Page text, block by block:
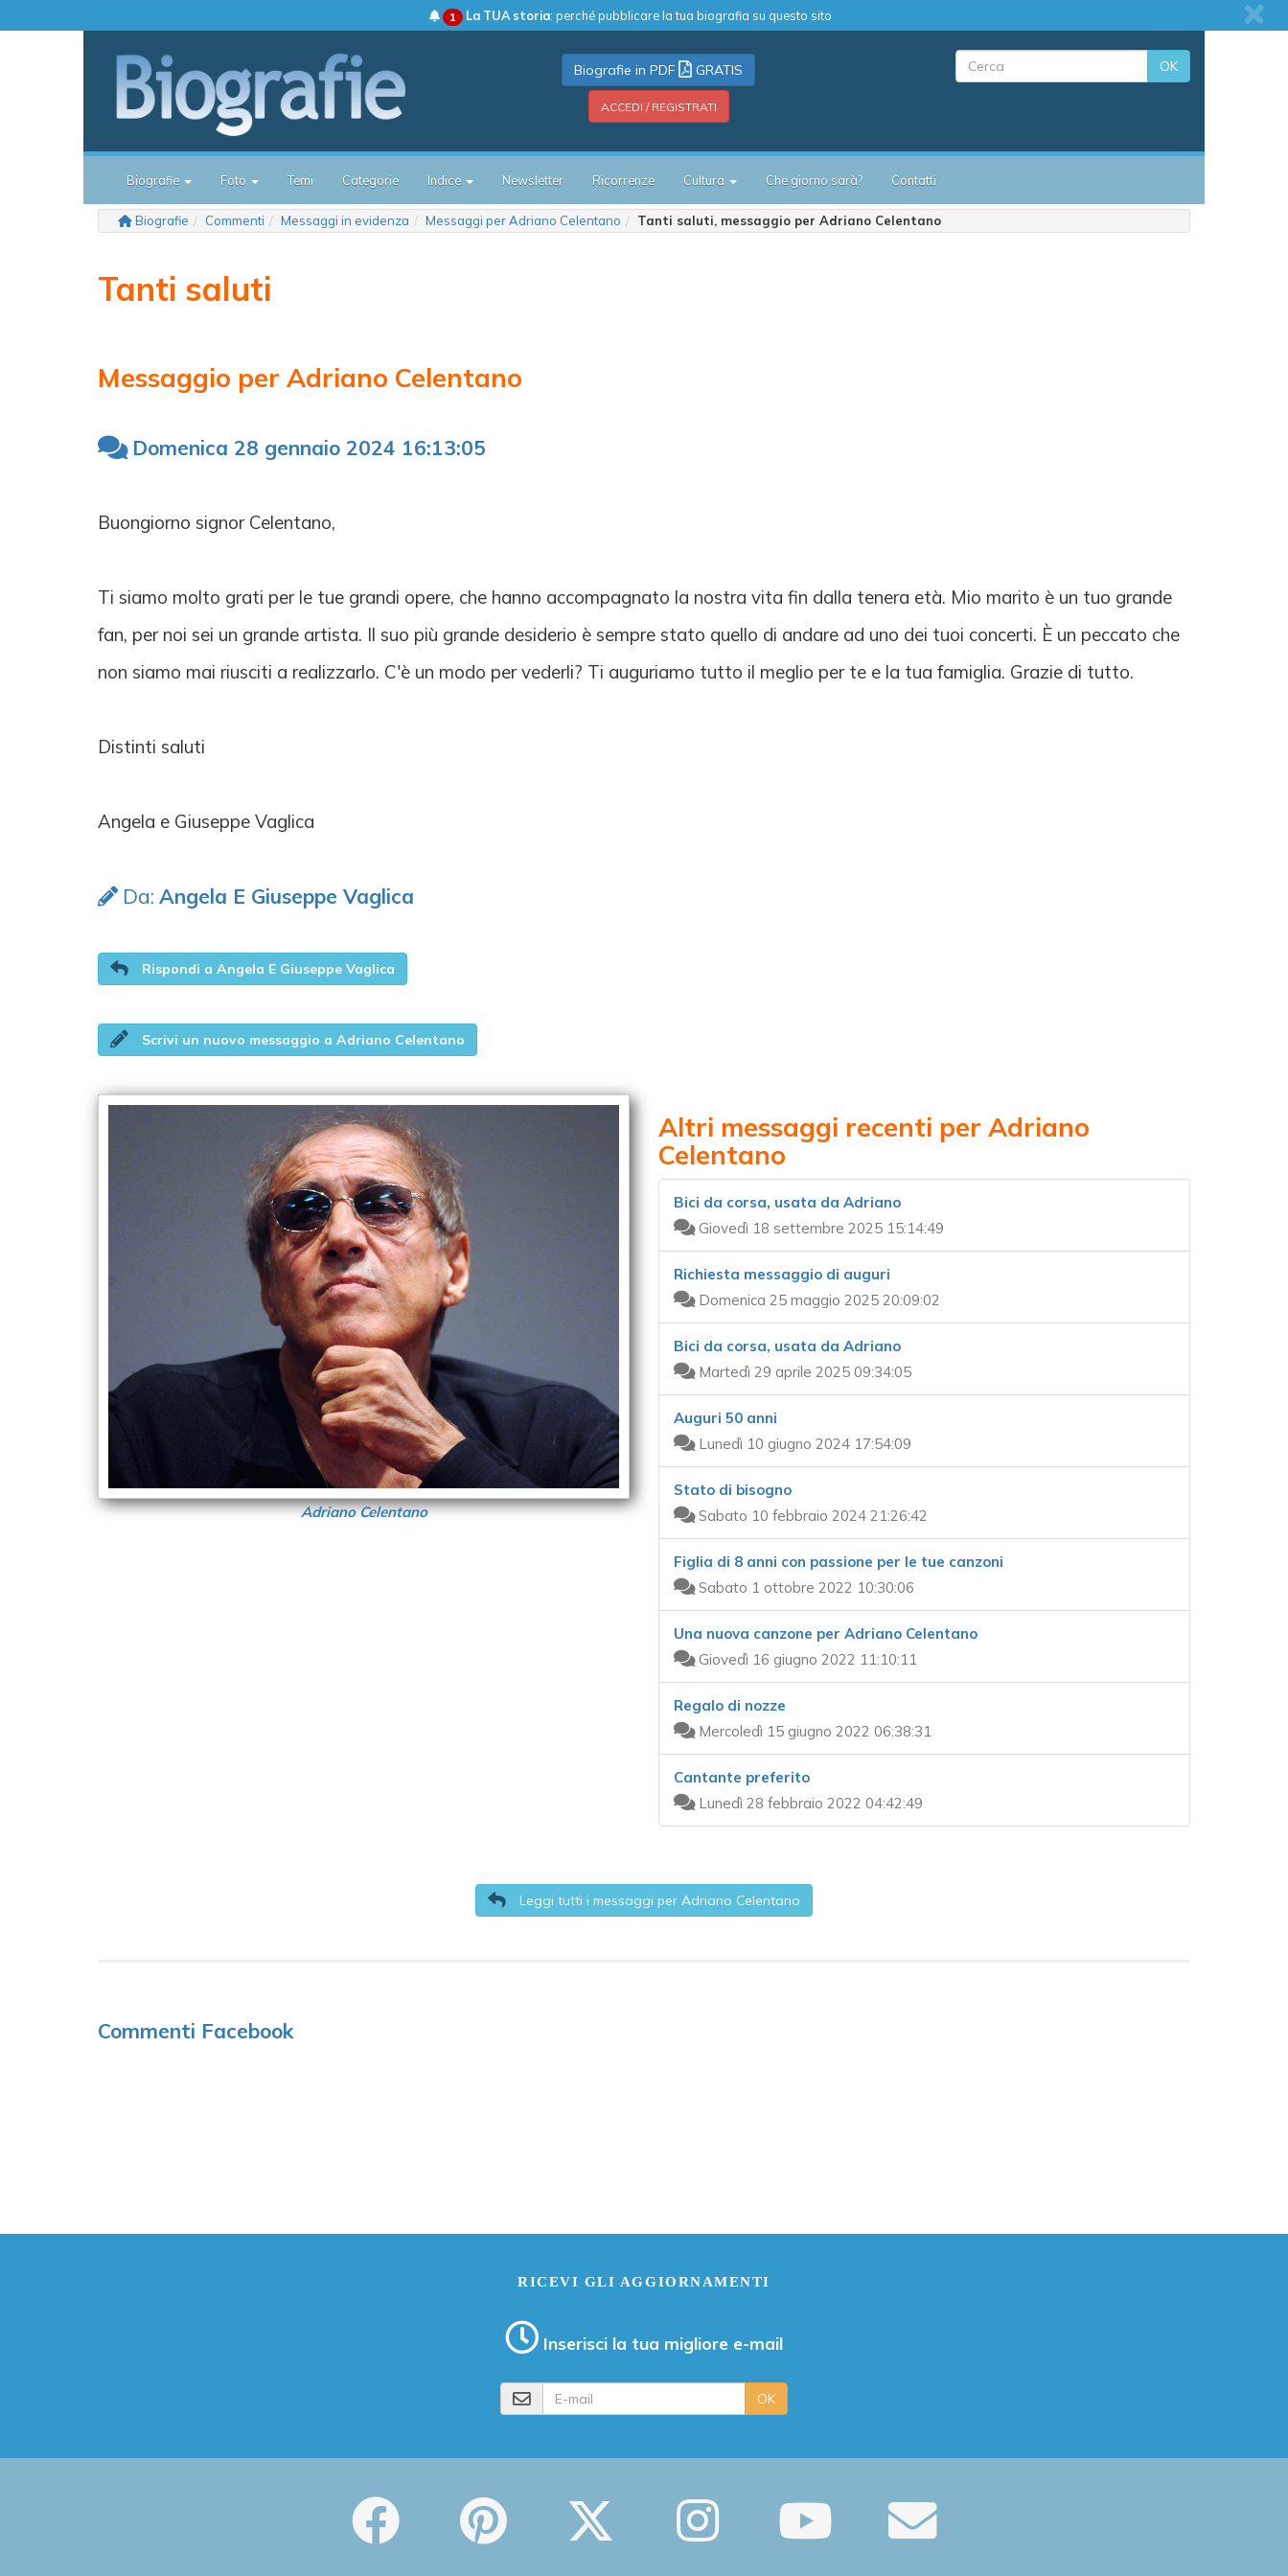
1 La TUA storia: perché pubblicare la tua biografia su questo sito
Biografie in PDF GRATIS
ACCEDI / REGISTRATI
OK
Biografie Foto Temi Categorie Indice Newsletter Ricorrenze Cultura Che giorno sarà? Contatti
Biografie Commenti Messaggi in evidenza Messaggi per Adriano Celentano Tanti saluti, messaggio per Adriano Celentano
Tanti saluti
Messaggio per Adriano Celentano
Domenica 28 gennaio 2024 16:13:05
Buongiorno signor Celentano,
Ti siamo molto grati per le tue grandi opere, che hanno accompagnato la nostra vita fin dalla tenera età. Mio marito è un tuo grande
fan, per noi sei un grande artista. Il suo più grande desiderio è sempre stato quello di andare ad uno dei tuoi concerti. È un peccato che
non siamo mai riusciti a realizzarlo. C'è un modo per vederli? Ti auguriamo tutto il meglio per te e la tua famiglia. Grazie di tutto.
Distinti saluti
Angela e Giuseppe Vaglica
Da: Angela E Giuseppe Vaglica
Rispondi a Angela E Giuseppe Vaglica
Scrivi un nuovo messaggio a Adriano Celentano
Adriano Celentano
Altri messaggi recenti per Adriano
Celentano
Bici da corsa, usata da Adriano
Giovedì 18 settembre 2025 15:14:49
Richiesta messaggio di auguri
Domenica 25 maggio 2025 20:09:02
Bici da corsa, usata da Adriano
Martedì 29 aprile 2025 09:34:05
Auguri 50 anni
Lunedì 10 giugno 2024 17:54:09
Stato di bisogno
Sabato 10 febbraio 2024 21:26:42
Figlia di 8 anni con passione per le tue canzoni
Sabato 1 ottobre 2022 10:30:06
Una nuova canzone per Adriano Celentano
Giovedì 16 giugno 2022 11:10:11
Regalo di nozze
Mercoledì 15 giugno 2022 06:38:31
Cantante preferito
Lunedì 28 febbraio 2022 04:42:49
Leggi tutti i messaggi per Adriano Celentano
Commenti Facebook
RICEVI GLI AGGIORNAMENTI
Inserisci la tua migliore e-mail
OK